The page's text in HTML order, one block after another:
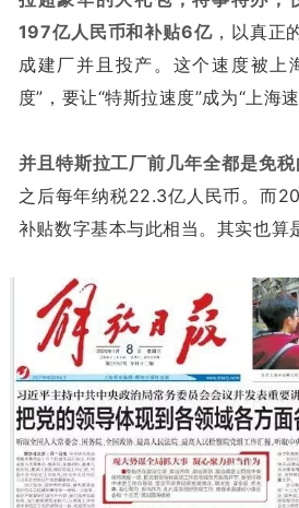
197亿人民币和补贴6亿，以真正
成建厂并且投产。这个速度被上
度”，要让“特斯拉速度”成为“上海速
并且特斯拉工厂前几年全都是免税
之后每年纳税22.3亿人民币。而
补贴数字基本与此相当。其实也算